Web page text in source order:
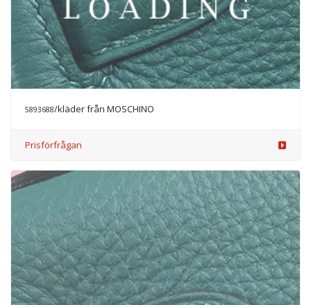
5893688/kläder från MOSCHINO
Prisförfrågan